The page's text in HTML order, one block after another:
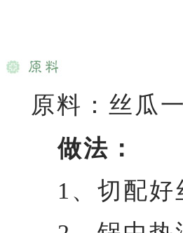
原料：丝瓜
做法：
1、切配好